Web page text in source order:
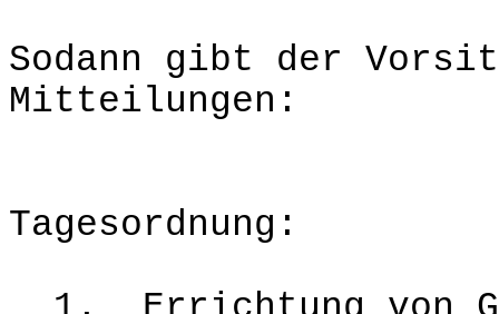
Sodann gibt der
Mitteilungen:
Tagesordnung: